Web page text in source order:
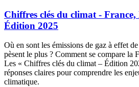
Chiffres clés du climat -
Édition 2025
Où en sont les émissions de gaz à effet
pèsent le plus ? Comment se compare la
Les « Chiffres clés du climat – Édition
réponses claires pour comprendre les
climatique.